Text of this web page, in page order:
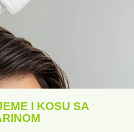
I KOSU SA